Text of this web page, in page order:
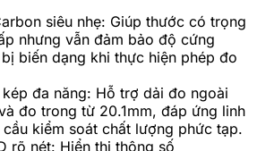
siêu nhẹ: Giúp thước có trọng
nhưng vẫn đảm bảo độ cứng
biến dạng khi thực hiện phép đo
đa năng: Hỗ trợ dải đo ngoài
đo trong từ 20.1mm, đáp ứng linh
kiểm soát chất lượng phức tạp.
rõ nét: Hiển thị thông số